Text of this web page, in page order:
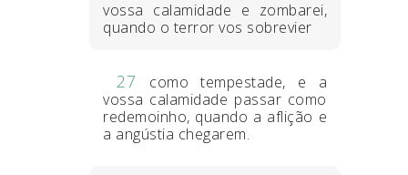
vossa calamidade e zombarei,
quando o terror vos sobrevier
27
como tempestade, e a
vossa calamidade passar como
redemoinho, quando a aflição e
a angústia chegarem.